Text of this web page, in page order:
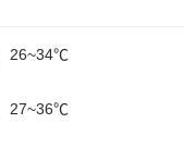
26~34℃
27~36℃